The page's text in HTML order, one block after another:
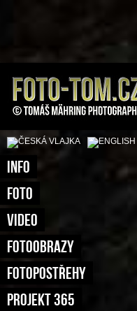
INFO
FOTO
VIDEO
FOTOOBRAZY
FOTOPOSTŘEHY
PROJEKT 365